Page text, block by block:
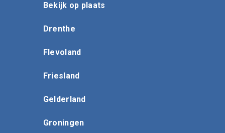
Bekijk op plaats
Drenthe
Flevoland
Friesland
Gelderland
Groningen